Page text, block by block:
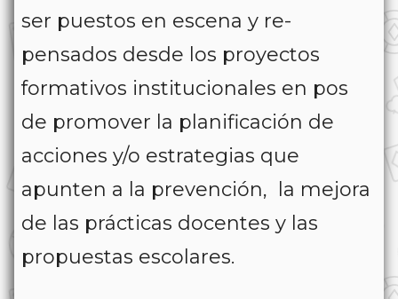
ser puestos en escena y re-
pensados desde los proyectos
formativos institucionales en pos
de promover la planificación de
acciones y/o estrategias que
apunten a la prevención, la mejora
de las prácticas docentes y las
propuestas escolares.